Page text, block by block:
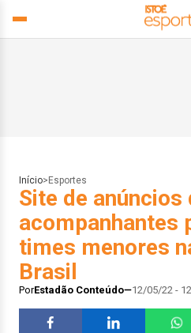
Início> Esportes
Site de anúncios
acompanhantes
times menores
Brasil
PorEstadão Conteúdo 12/05/22 -